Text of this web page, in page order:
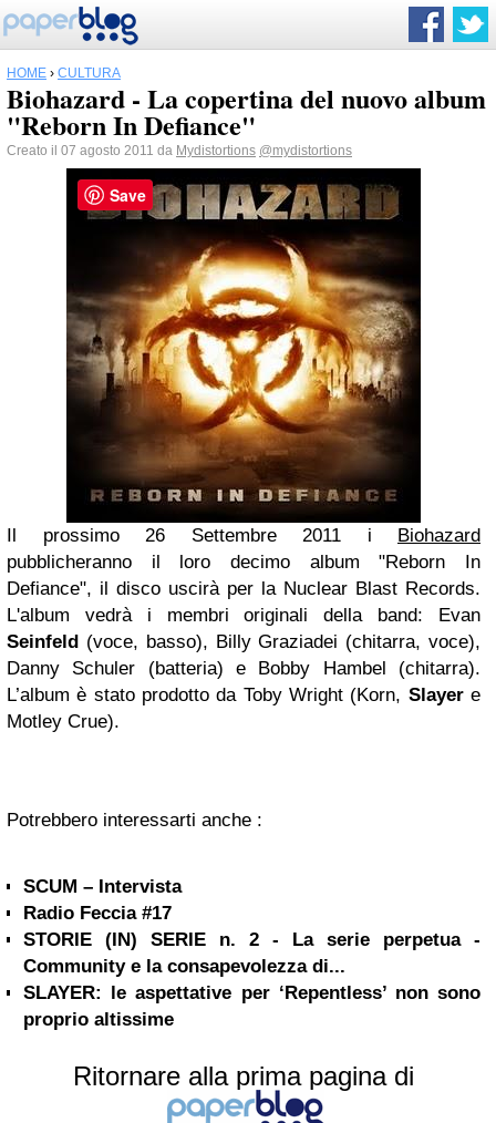
HOME › CULTURA
Biohazard - La copertina del nuovo album
"Reborn In Defiance"
Creato il 07 agosto 2011 da Mydistortions @mydistortions
Il prossimo 26 Settembre 2011 i Biohazard
pubblicheranno il loro decimo album "Reborn In
Defiance", il disco uscirà per la Nuclear Blast Records.
L'album vedrà i membri originali della band: Evan
Seinfeld (voce, basso), Billy Graziadei (chitarra, voce),
Danny Schuler (batteria) e Bobby Hambel (chitarra).
L’album è stato prodotto da Toby Wright (Korn, Slayere
Motley Crue).
Potrebbero interessarti anche :
SCUM – Intervista
Radio Feccia #17
STORIE (IN) SERIE n. 2 - La serie perpetua -
Community e la consapevolezza di...
SLAYER: le aspettative per ‘Repentless’ non sono
proprio altissime
Ritornare alla prima pagina di
Save